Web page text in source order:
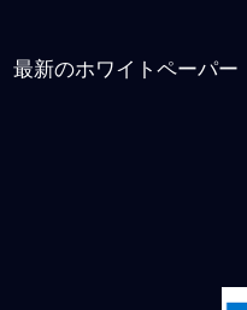
最新のホワイトペーパー